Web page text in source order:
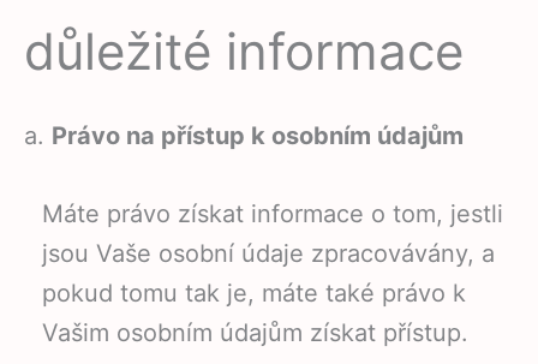
důležité informace
a. Právo na přístup k osobním údajům
Máte právo získat informace o tom, jestli
jsou Vaše osobní údaje zpracovávány, a
pokud tomu tak je, máte také právo k
Vašim osobním údajům získat přístup.